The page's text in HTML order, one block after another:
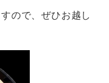
ので、ぜひお越し